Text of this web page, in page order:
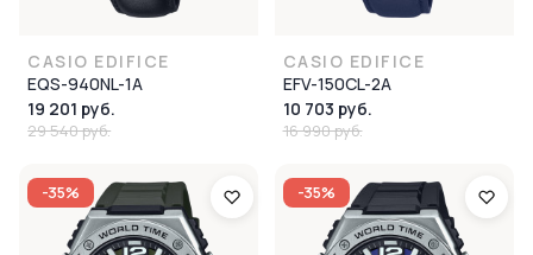
CASIO EDIFICE
EQS-940NL-1A
19 201 руб.
29 540 руб.
CASIO EDIFICE
EFV-150CL-2A
10 703 руб.
16 990 руб.
-35% -35%